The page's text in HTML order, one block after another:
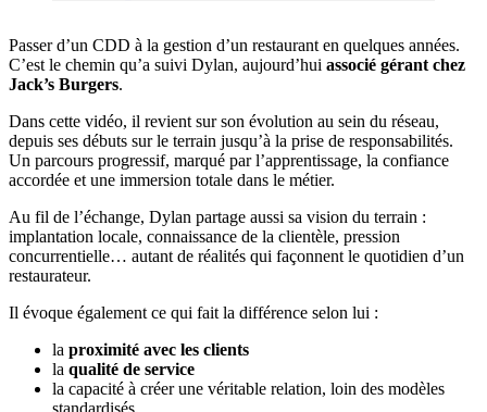
Passer d’un CDD à la gestion d’un restaurant en quelques années.
C’est le chemin qu’a suivi Dylan, aujourd’hui associé gérant chez
Jack’s Burgers.
Dans cette vidéo, il revient sur son évolution au sein du réseau,
depuis ses débuts sur le terrain jusqu’à la prise de responsabilités.
Un parcours progressif, marqué par l’apprentissage, la confiance
accordée et une immersion totale dans le métier.
Au fil de l’échange, Dylan partage aussi sa vision du terrain :
implantation locale, connaissance de la clientèle, pression
concurrentielle… autant de réalités qui façonnent le quotidien d’un
restaurateur.
Il évoque également ce qui fait la différence selon lui :
la proximité avec les clients
la qualité de service
la capacité à créer une véritable relation, loin des modèles